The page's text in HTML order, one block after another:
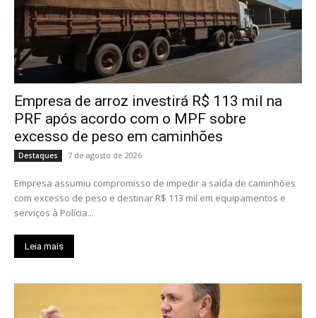
Empresa de arroz investirá R$ 113 mil na
PRF após acordo com o MPF sobre
excesso de peso em caminhões
Destaques 7 de agosto de 2026
Empresa assumiu compromisso de impedir a saída de caminhões
com excesso de peso e destinar R$ 113 mil em equipamentos e
serviços à Polícia...
Leia mais